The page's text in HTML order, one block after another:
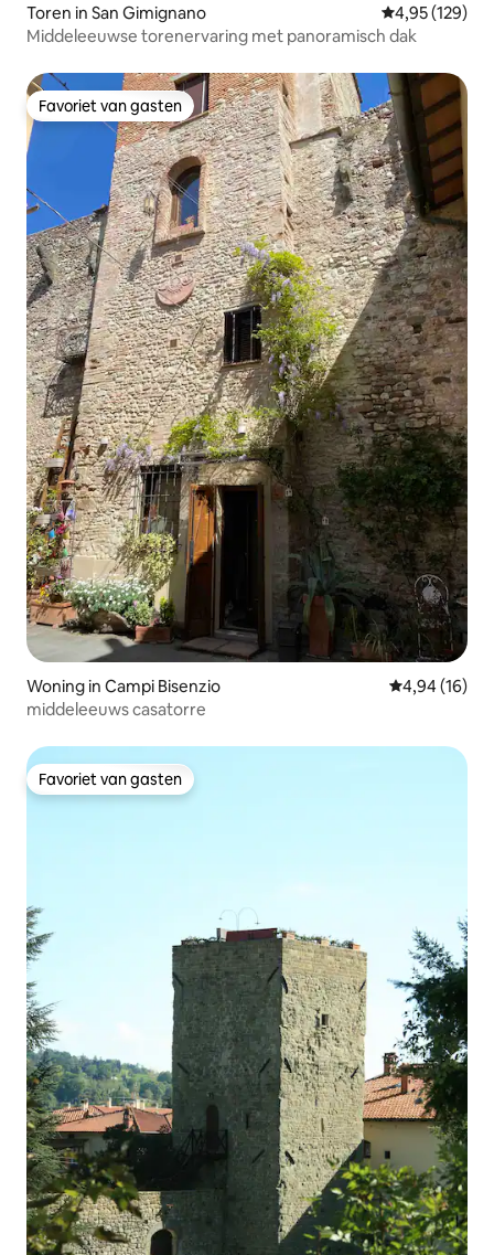
Toren in San Gimignano Gemiddelde
4,95 (129)
Middeleeuwse torenervaring met panoramisch dak
Favoriet van gasten
Favoriet van gasten
Woning in Campi Bisenzio Gemiddelde
4,94 (16)
middeleeuws casatorre
Favoriet van gasten
Favoriet van gasten